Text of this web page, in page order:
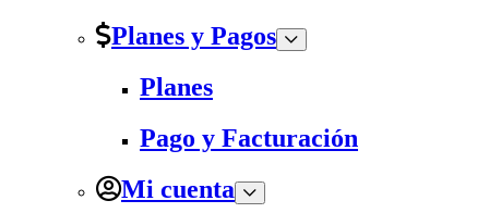
Planes y Pagos
Planes
Pago y Facturación
Mi cuenta